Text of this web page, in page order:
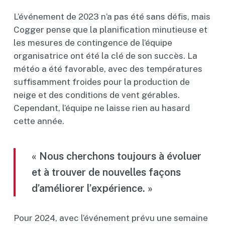
L’événement de 2023 n’a pas été sans défis, mais
Cogger pense que la planification minutieuse et
les mesures de contingence de l’équipe
organisatrice ont été la clé de son succès. La
météo a été favorable, avec des températures
suffisamment froides pour la production de
neige et des conditions de vent gérables.
Cependant, l’équipe ne laisse rien au hasard
cette année.
« Nous cherchons toujours à évoluer
et à trouver de nouvelles façons
d’améliorer l’expérience. »
Pour 2024, avec l’événement prévu une semaine